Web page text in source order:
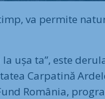
va permite
ușa ta”, este
Carpatină
România,